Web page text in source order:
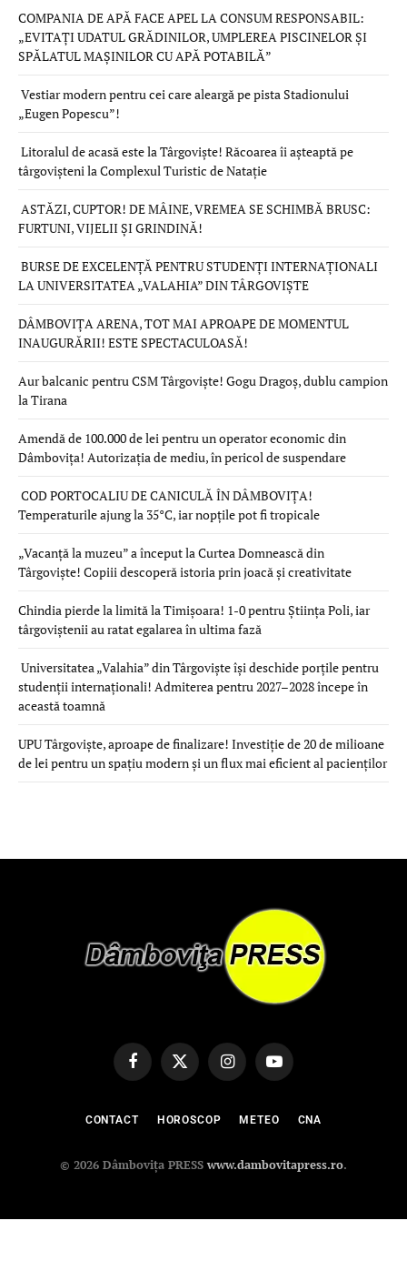
COMPANIA DE APĂ FACE APEL LA CONSUM RESPONSABIL:
„EVITAȚI UDATUL GRĂDINILOR, UMPLEREA PISCINELOR ȘI
SPĂLATUL MAȘINILOR CU APĂ POTABILĂ”
Vestiar modern pentru cei care aleargă pe pista Stadionului
„Eugen Popescu”!
Litoralul de acasă este la Târgoviște! Răcoarea îi așteaptă pe
târgovișteni la Complexul Turistic de Natație
ASTĂZI, CUPTOR! DE MÂINE, VREMEA SE SCHIMBĂ BRUSC:
FURTUNI, VIJELII ȘI GRINDINĂ!
BURSE DE EXCELENȚĂ PENTRU STUDENȚI INTERNAȚIONALI
LA UNIVERSITATEA „VALAHIA” DIN TÂRGOVIȘTE
DÂMBOVIȚA ARENA, TOT MAI APROAPE DE MOMENTUL
INAUGURĂRII! ESTE SPECTACULOASĂ!
Aur balcanic pentru CSM Târgoviște! Gogu Dragoș, dublu campion
la Tirana
Amendă de 100.000 de lei pentru un operator economic din
Dâmbovița! Autorizația de mediu, în pericol de suspendare
COD PORTOCALIU DE CANICULĂ ÎN DÂMBOVIȚA!
Temperaturile ajung la 35°C, iar nopțile pot fi tropicale
„Vacanță la muzeu” a început la Curtea Domnească din
Târgoviște! Copiii descoperă istoria prin joacă și creativitate
Chindia pierde la limită la Timișoara! 1-0 pentru Știința Poli, iar
târgoviștenii au ratat egalarea în ultima fază
Universitatea „Valahia” din Târgoviște își deschide porțile pentru
studenții internaționali! Admiterea pentru 2027–2028 începe în
această toamnă
UPU Târgoviște, aproape de finalizare! Investiție de 20 de milioane
de lei pentru un spațiu modern și un flux mai eficient al pacienților
FacebookX
(Twitter)
InstagramYouTube
CONTACT HOROSCOP METEO CNA
© 2026 Dâmbovița PRESSwww.dambovitapress.ro.